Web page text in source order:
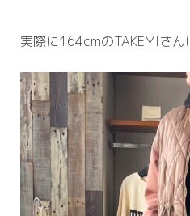
実際に164cmのTAKEMIさ